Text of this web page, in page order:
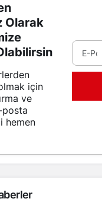
Olarak
için
ve
hemen